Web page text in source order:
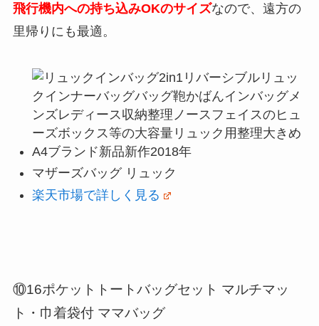
飛行機内への持ち込みOKのサイズなので、遠方の
里帰りにも最適。
マザーズバッグ リュック
楽天市場で詳しく見る
⑩16ポケットトートバッグセット マルチマッ
ト・巾着袋付 ママバッグ